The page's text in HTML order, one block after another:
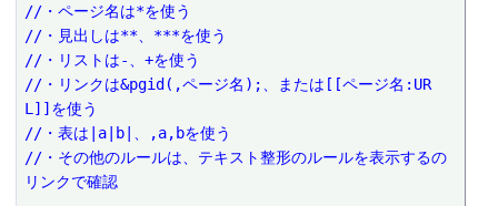
//・ページ名は*を使う
//・見出しは**、***を使う
//・リストは-、+を使う
//・リンクは&pgid(,ページ名);、または[[ページ名:UR
L]]を使う
//・表は|a|b|、,a,bを使う
//・その他のルールは、テキスト整形のルールを表示するの
リンクで確認